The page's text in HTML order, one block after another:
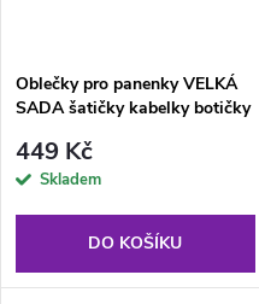
Oblečky pro panenky VELKÁ
SADA šatičky kabelky botičky
449 Kč
Skladem
DO KOŠÍKU